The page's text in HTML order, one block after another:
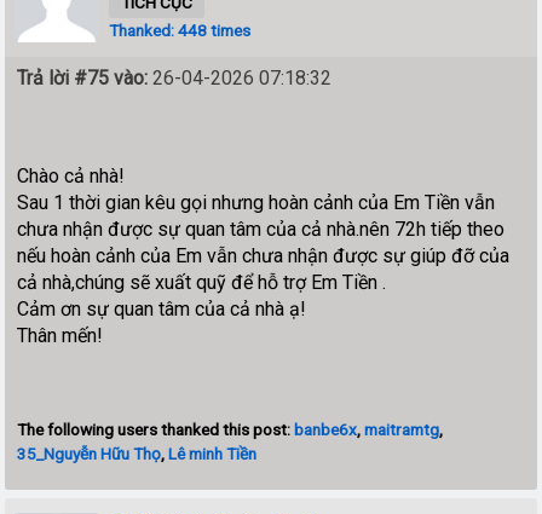
Thanked: 448 times
Trả lời #75 vào: 26-04-2026 07:18:32
Chào cả nhà!
Sau 1 thời gian kêu gọi nhưng hoàn cảnh của Em Tiền vẫn
chưa nhận được sự quan tâm của cả nhà.nên 72h tiếp theo
nếu hoàn cảnh của Em vẫn chưa nhận được sự giúp đỡ của
cả nhà,chúng sẽ xuất quỹ để hỗ trợ Em Tiền .
Cảm ơn sự quan tâm của cả nhà ạ!
Thân mến!
The following users thanked this post: banbe6x,maitramtg,
35_Nguyễn Hữu Thọ,Lê minh Tiền